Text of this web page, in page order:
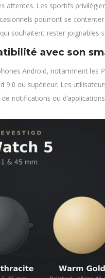
attentes. Les sportifs
pourront se
souhaitent rester joignables
avec son
Android, notamment les
9.0 ou supérieur. Les
notifications ou